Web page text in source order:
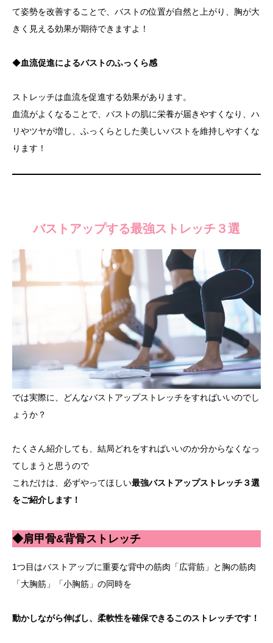
て姿勢を改善することで、バストの位置が自然と上がり、胸が大
きく見える効果が期待できますよ！
◆血流促進によるバストのふっくら感
ストレッチは血流を促進する効果があります。
血流がよくなることで、バストの肌に栄養が届きやすくなり、ハ
リやツヤが増し、ふっくらとした美しいバストを維持しやすくな
ります！
バストアップする最強ストレッチ３選
では実際に、どんなバストアップストレッチをすればいいのでし
ょうか？
たくさん紹介しても、結局どれをすればいいのか分からなくなっ
てしまうと思うので
これだけは、必ずやってほしい最強バストアップストレッチ３選
をご紹介します！
◆肩甲骨&背骨ストレッチ
1つ目はバストアップに重要な背中の筋肉「広背筋」と胸の筋肉
「大胸筋」「小胸筋」の同時を
動かしながら伸ばし、柔軟性を確保できるこのストレッチです！